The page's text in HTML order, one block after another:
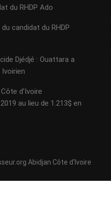
du RHDP Ado
candidat du RHDP
Djédjé : Ouattara a
d’Ivoire
au lieu de 1.213$ en
Abidjan Côte d'Ivoire